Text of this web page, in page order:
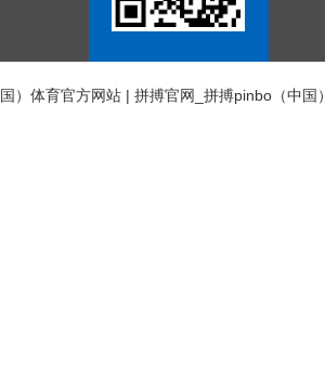
国）体育官方网站 | 拼搏官网_拼搏pinbo（中国）